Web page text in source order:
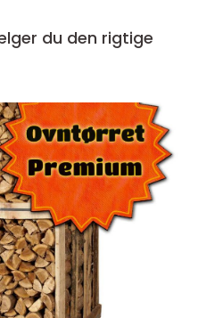
du den rigtige